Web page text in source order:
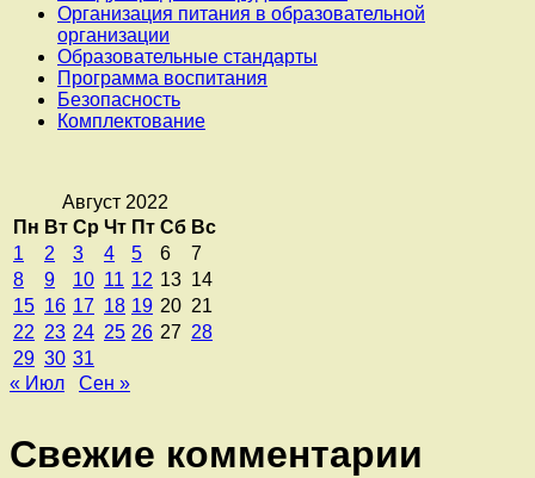
Организация питания в образовательной
организации
Образовательные стандарты
Программа воспитания
Безопасность
Комплектование
Август 2022
Пн Вт Ср Чт Пт Сб Вс
1
2 3 4 5 6
7
8
9 10 11 12 13 14
15 16 17 18 19 20 21
22 23 24 25 26 27 28
29 30 31
« Июл
Сен »
Свежие комментарии